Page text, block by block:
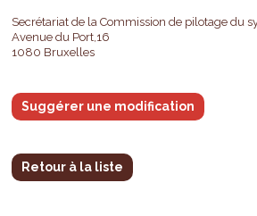
Secrétariat de la Commission de pilotage du
Avenue du Port,16
1080 Bruxelles
Suggérer une modification
Retour à la liste